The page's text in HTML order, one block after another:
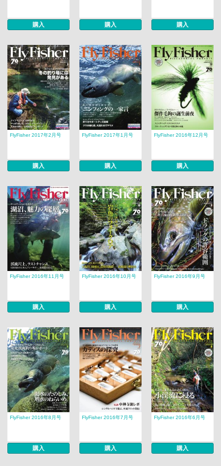
購入 購入 購入
FlyFisher 2017年2月号
購入
FlyFisher 2017年1月号
購入
FlyFisher 2016年12月号
購入
FlyFisher 2016年11月号
購入
FlyFisher 2016年10月号
購入
FlyFisher 2016年9月号
購入
FlyFisher 2016年8月号
購入
FlyFisher 2016年7月号
購入
FlyFisher 2016年6月号
購入